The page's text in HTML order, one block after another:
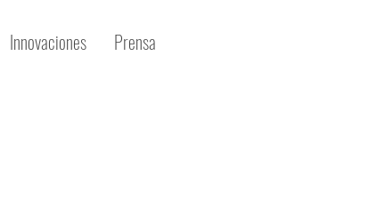
Innovaciones Prensa